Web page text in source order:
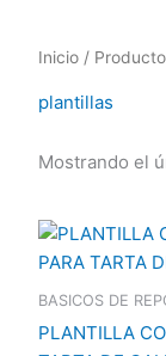
Inicio /
plantillas
Mostrando el
BASICOS DE
PLANTILLA